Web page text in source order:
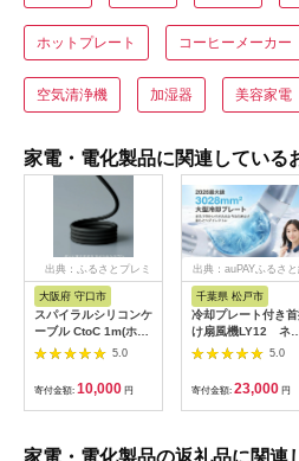
ホットプレート コーヒーメーカー
空気清浄機 加湿器 美容家電
家電・電化製品に関連している
出典：ふるさとプレミ
大阪府 守口市
スパイラルシリコンケ
ーブル CtoC 1m(ホワ
イト) [2558]
5.0
寄付金額: 10,000 円
出典：auPAYふるさ
千葉県 松戸市
冷却プレート付き
け扇風機LY12 ネイ
ビー
5.0
寄付金額: 23,000 円
家電・電化製品の返礼品に関連